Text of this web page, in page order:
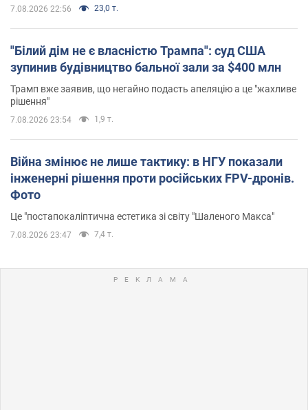
7.08.2026 22:56 23,0 т.
"Білий дім не є власністю Трампа": суд США
зупинив будівництво бальної зали за $400 млн
Трамп вже заявив, що негайно подасть апеляцію а це "жахливе
рішення"
7.08.2026 23:54 1,9 т.
Війна змінює не лише тактику: в НГУ показали
інженерні рішення проти російських FPV-дронів.
Фото
Це "постапокаліптична естетика зі світу "Шаленого Макса"
7.08.2026 23:47 7,4 т.